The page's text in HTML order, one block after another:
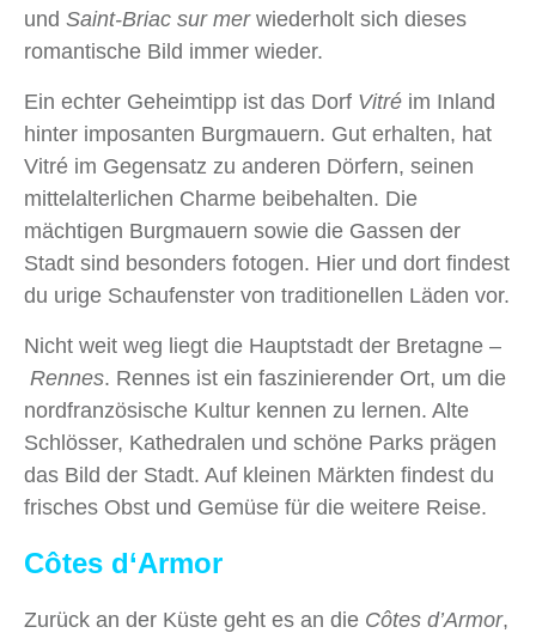
und Saint‑Briac sur merwiederholt sich dieses
romantische Bild immer wieder.
Ein echter Geheimtipp ist das Dorf Vitré im Inland
hinter imposanten Burgmauern. Gut erhalten, hat
Vitré im Gegensatz zu anderen Dörfern, seinen
mittelalterlichen Charme beibehalten. Die
mächtigen Burgmauern sowie die Gassen der
Stadt sind besonders fotogen. Hier und dort findest
du urige Schaufenster von traditionellen Läden vor.
Nicht weit weg liegt die Hauptstadt der Bretagne –
Rennes. Rennes ist ein faszinierender Ort, um die
nordfranzösische Kultur kennen zu lernen. Alte
Schlösser, Kathedralen und schöne Parks prägen
das Bild der Stadt. Auf kleinen Märkten findest du
frisches Obst und Gemüse für die weitere Reise.
Côtes d‘Armor
Zurück an der Küste geht es an die Côtes d’Armor,